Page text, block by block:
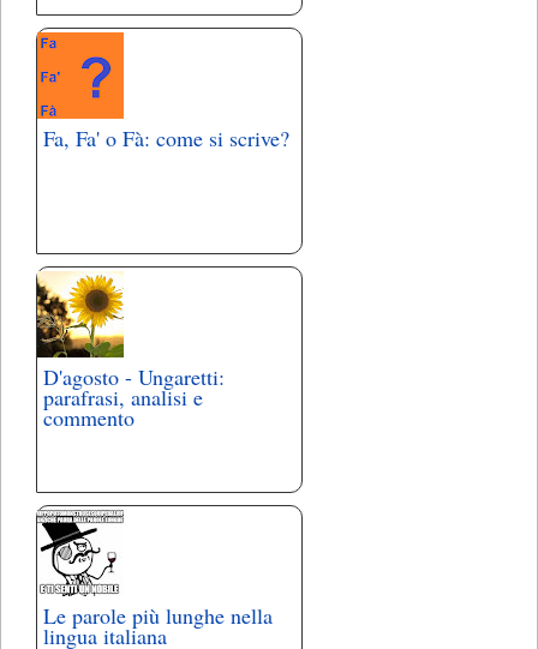
Fa, Fa' o Fà: come si scrive?
D'agosto - Ungaretti:
parafrasi, analisi e
commento
Le parole più lunghe nella
lingua italiana